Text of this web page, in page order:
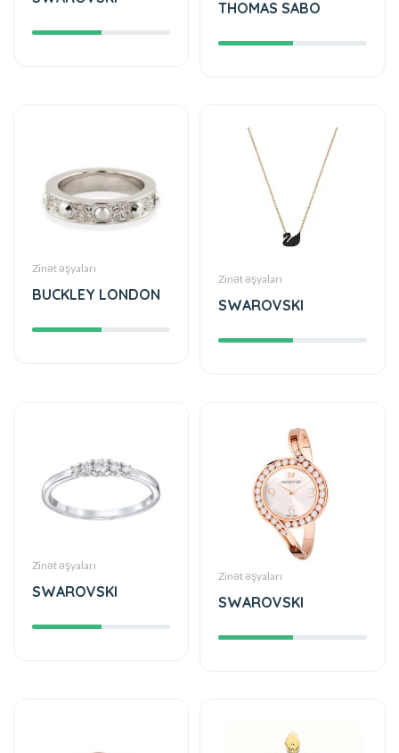
THOMAS SABO
Zinət əşyaları
BUCKLEY LONDON
Zinət əşyaları
SWAROVSKI
Zinət əşyaları
SWAROVSKI
Zinət əşyaları
SWAROVSKI